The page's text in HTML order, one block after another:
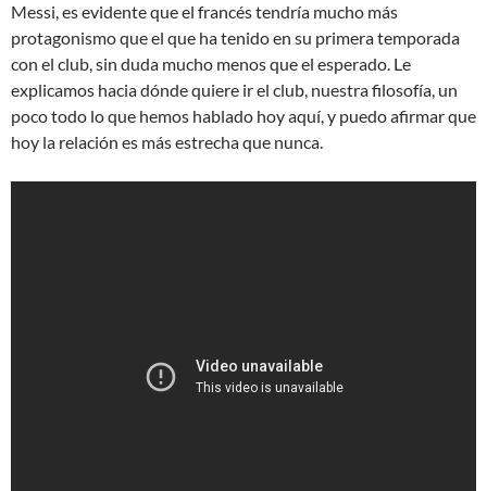
Messi, es evidente que el francés tendría mucho más
protagonismo que el que ha tenido en su primera temporada
con el club, sin duda mucho menos que el esperado. Le
explicamos hacia dónde quiere ir el club, nuestra filosofía, un
poco todo lo que hemos hablado hoy aquí, y puedo afirmar que
hoy la relación es más estrecha que nunca.